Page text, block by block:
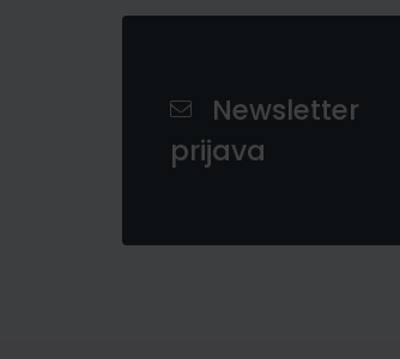
Newsletter
prijava